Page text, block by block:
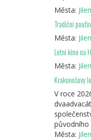
Města:
Tradiční
Města:
Letní kino na
Města:
Krakonošovy
V roce
původního
Města: